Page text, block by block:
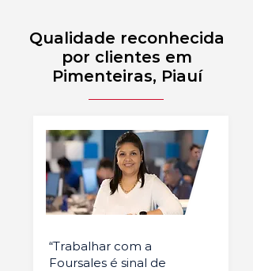
Qualidade reconhecida
por clientes em
Pimenteiras, Piauí
“Trabalhar com a
Foursales é sinal de